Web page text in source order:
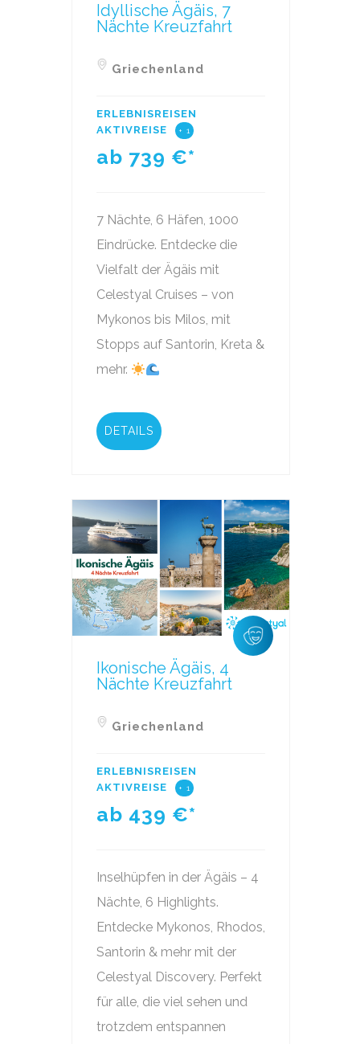
Idyllische Ägäis, 7
Nächte Kreuzfahrt
Griechenland
ERLEBNISREISEN
AKTIVREISE
+ 1
ab 739 €*
7 Nächte, 6 Häfen, 1000
Eindrücke. Entdecke die
Vielfalt der Ägäis mit
Celestyal Cruises – von
Mykonos bis Milos, mit
Stopps auf Santorin, Kreta &
mehr.
DETAILS
Ikonische Ägäis, 4
Nächte Kreuzfahrt
Griechenland
ERLEBNISREISEN
AKTIVREISE
+ 1
ab 439 €*
Inselhüpfen in der Ägäis – 4
Nächte, 6 Highlights.
Entdecke Mykonos, Rhodos,
Santorin & mehr mit der
Celestyal Discovery. Perfekt
für alle, die viel sehen und
trotzdem entspannen